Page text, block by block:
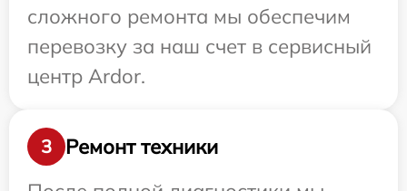
сложного ремонта мы обеспечим
перевозку за наш счет в сервисный
центр Ardor.
3
Ремонт техники